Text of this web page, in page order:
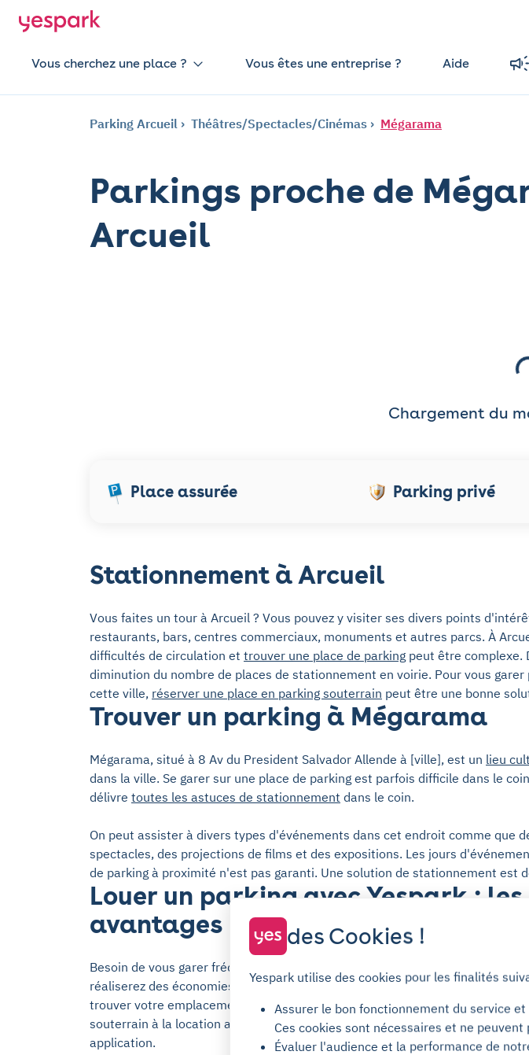
Vous cherchez une place ? Vous êtes une entreprise ? Aide
Parking Arcueil Théâtres/Spectacles/Cinémas Mégarama
Parkings proche de
Arcueil
Chargement du
Place assurée Parking privé
Stationnement à Arcueil
Vous faites un tour à Arcueil ? Vous pouvez y visiter ses divers points
restaurants, bars, centres commerciaux, monuments et autres parcs. À
difficultés de circulation et trouver une place de parking peut être complexe.
diminution du nombre de places de stationnement en voirie. Pour vous
cette ville, réserver une place en parking souterrain peut être une bonne
Trouver un parking à Mégarama
Mégarama, situé à 8 Av du President Salvador Allende à [ville], est un lieu
dans la ville. Se garer sur une place de parking est parfois difficile dans le
délivre toutes les astuces de stationnement dans le coin.
On peut assister à divers types d'événements dans cet endroit comme que
spectacles, des projections de films et des expositions. Les jours
de parking à proximité n'est pas garanti. Une solution de stationnement est
Louer un parking avec Yespark : les
avantages
Besoin de vous garer fréquemment à proximité de Mégarama ? En louant une
réaliserez des économies et gagnerez du temps : plus besoin de tourner dans
trouver votre emplacement de stationnement. Nous proposons nos places en
souterrain à la location au mois. La réservation et l'accès au parking sont
application.
des Cookies !
Yespark utilise des cookies pour les finalités
Assurer le bon fonctionnement du service et
Ces cookies sont nécessaires et ne
Évaluer l'audience et la performance de